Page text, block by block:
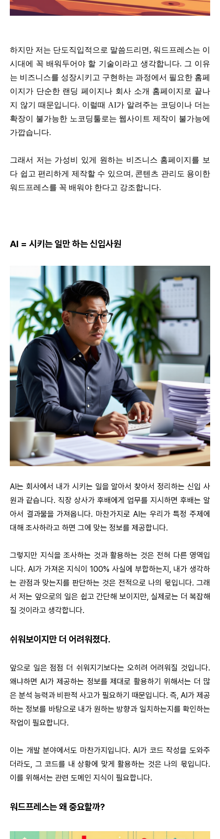
하지만 저는 단도직입적으로 말씀드리면, 워드프레스는 이
시대에 꼭 배워두어야 할 기술이라고 생각합니다. 그 이유
는 비즈니스를 성장시키고 구현하는 과정에서 필요한 홈페
이지가 단순한 랜딩 페이지나 회사 소개 홈페이지로 끝나
지 않기 때문입니다. 이럴때 AI가 알려주는 코딩이나 더는
확장이 불가능한 노코딩툴로는 웹사이트 제작이 불가능에
가깝습니다.
그래서 저는 가성비 있게 원하는 비즈니스 홈페이지를 보
다 쉽고 편리하게 제작할 수 있으며, 콘텐츠 관리도 용이한
워드프레스를 꼭 배워야 한다고 강조합니다.
AI = 시키는 일만 하는 신입사원
AI는 회사에서 내가 시키는 일을 알아서 찾아서 정리하는 신입 사
원과 같습니다. 직장 상사가 후배에게 업무를 지시하면 후배는 알
아서 결과물을 가져옵니다. 마찬가지로 AI는 우리가 특정 주제에
대해 조사하라고 하면 그에 맞는 정보를 제공합니다.
그렇지만 지식을 조사하는 것과 활용하는 것은 전혀 다른 영역입
니다. AI가 가져온 지식이 100% 사실에 부합하는지, 내가 생각하
는 관점과 맞는지를 판단하는 것은 전적으로 나의 몫입니다. 그래
서 저는 앞으로의 일은 쉽고 간단해 보이지만, 실제로는 더 복잡해
질 것이라고 생각합니다.
쉬워보이지만 더 어려워졌다.
앞으로 일은 점점 더 쉬워지기보다는 오히려 어려워질 것입니다.
왜냐하면 AI가 제공하는 정보를 제대로 활용하기 위해서는 더 많
은 분석 능력과 비판적 사고가 필요하기 때문입니다. 즉, AI가 제공
하는 정보를 바탕으로 내가 원하는 방향과 일치하는지를 확인하는
작업이 필요합니다.
이는 개발 분야에서도 마찬가지입니다. AI가 코드 작성을 도와주
더라도, 그 코드를 내 상황에 맞게 활용하는 것은 나의 몫입니다.
이를 위해서는 관련 도메인 지식이 필요합니다.
워드프레스는 왜 중요할까?